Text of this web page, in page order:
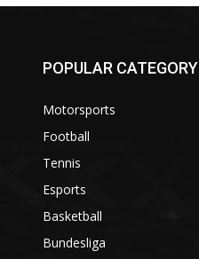
POPULAR CATEGORY
Motorsports
Football
Tennis
Esports
Basketball
Bundesliga